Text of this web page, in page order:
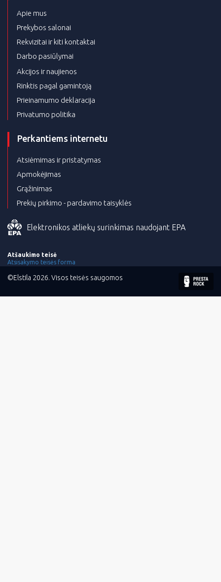
Apie mus
Prekybos salonai
Rekvizitai ir kiti kontaktai
Darbo pasiūlymai
Akcijos ir naujienos
Rinktis pagal gamintoją
Prieinamumo deklaracija
Privatumo politika
Perkantiems internetu
Atsiėmimas ir pristatymas
Apmokėjimas
Grąžinimas
Prekių pirkimo - pardavimo taisyklės
Elektronikos atliekų surinkimas naudojant EPA
Atšaukimo teisė
Atsisakymo teisės forma
©Elstila 2026. Visos teisės saugomos